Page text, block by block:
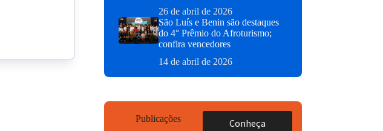
26 de abril de 2026
São Luís e Benin são destaques
do 4° Prêmio do Afroturismo;
confira vencedores
14 de abril de 2026
Publicações Conheça